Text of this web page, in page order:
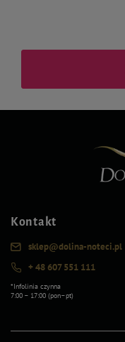
Kontakt
sklep@dolina-noteci.pl
+ 48 607 551 111
*Infolinia czynna
7:00 – 17:00 (pon–pt)